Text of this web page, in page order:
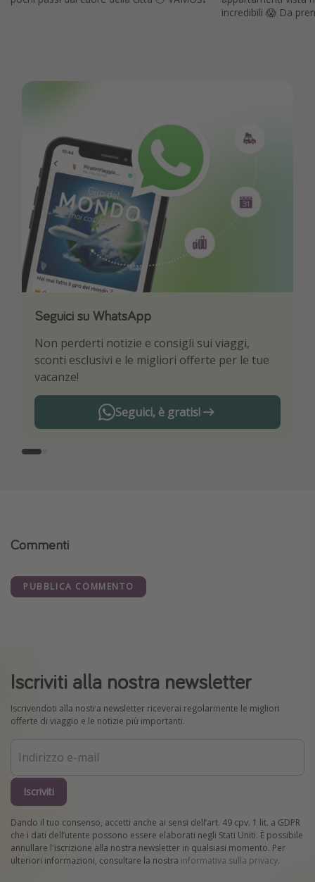
incredibili 😱 Da
Seguici su WhatsApp
Non perderti notizie e consigli sui viaggi,
sconti esclusivi e le migliori offerte per le tue
vacanze!
Seguici, è gratis!
Scarica la nostra App
Sii il primo a conoscere le migliori offerte di
viaggio
Commenti
PUBBLICA COMMENTO
Iscriviti alla nostra newsletter
Iscrivendoti alla nostra newsletter riceverai regolarmente le migliori
offerte di viaggio e le notizie più importanti.
Iscriviti
Dando il tuo consenso, accetti anche ai sensi dell’art. 49 cpv. 1 lit. a GDPR
che i dati dell’utente possono essere elaborati negli Stati Uniti. È possibile
annullare l'iscrizione alla nostra newsletter in qualsiasi momento. Per
ulteriori informazioni, consultare la nostra informativa sulla privacy.